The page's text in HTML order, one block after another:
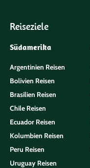
Reiseziele
Südamerika
Argentinien Reisen
Bolivien Reisen
Brasilien Reisen
Chile Reisen
Ecuador Reisen
Kolumbien Reisen
Peru Reisen
Uruguay Reisen